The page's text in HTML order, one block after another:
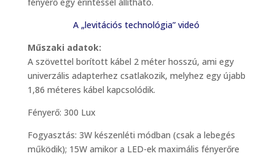
A „levitációs technológia” videó
Műszaki adatok:
A szövettel borított kábel 2 méter hosszú, ami egy
univerzális adapterhez csatlakozik, melyhez egy újabb
1,86 méteres kábel kapcsolódik.
Fényerő: 300 Lux
Fogyasztás: 3W készenléti módban (csak a lebegés
működik); 15W amikor a LED-ek maximális fényerőre